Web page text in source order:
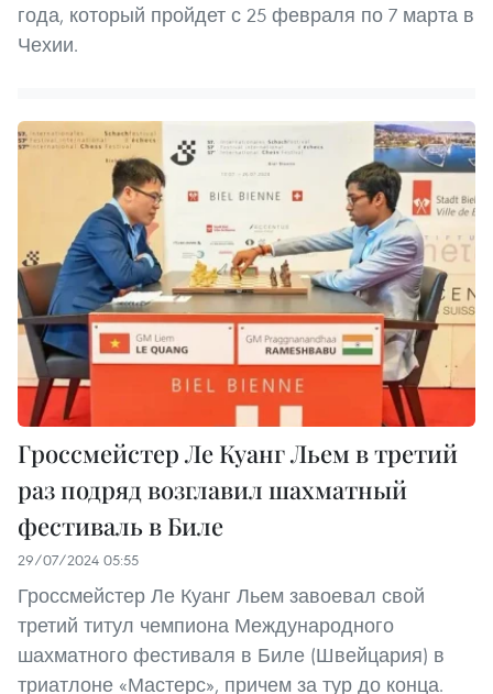
года, который пройдет с 25 февраля по 7 марта в
Чехии.
Гроссмейстер Ле Куанг Льем в третий
раз подряд возглавил шахматный
фестиваль в Биле
29/07/2024 05:55
Гроссмейстер Ле Куанг Льем завоевал свой
третий титул чемпиона Международного
шахматного фестиваля в Биле (Швейцария) в
триатлоне «Мастерс», причем за тур до конца.